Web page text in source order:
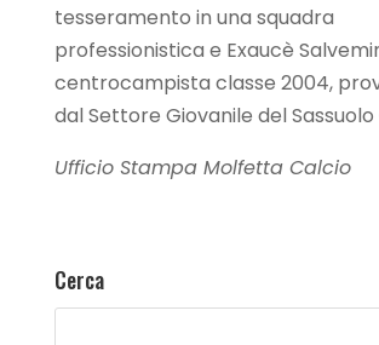
tesseramento in una squadra
professionistica e Exaucè
centrocampista classe 2004,
dal Settore Giovanile del Sassuolo
Ufficio Stampa Molfetta Calcio
Cerca